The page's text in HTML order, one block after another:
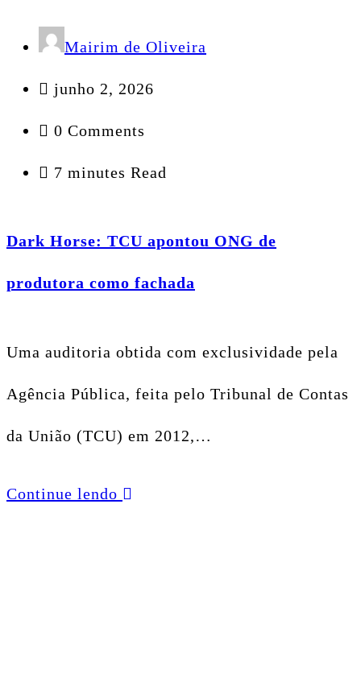
Mairim de Oliveira
junho 2, 2026
0 Comments
7 minutes Read
Dark Horse: TCU apontou ONG de
produtora como fachada
Uma auditoria obtida com exclusividade pela
Agência Pública, feita pelo Tribunal de Contas
da União (TCU) em 2012,…
Continue lendo